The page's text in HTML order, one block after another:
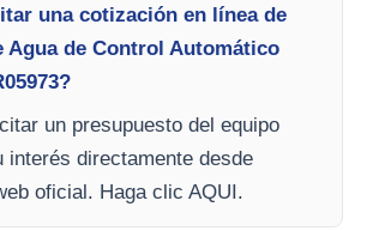
una cotización en línea de
Agua de Control Automático
un presupuesto del equipo
interés directamente desde
oficial. Haga clic AQUI.